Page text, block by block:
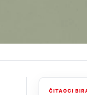
ČITAOCI